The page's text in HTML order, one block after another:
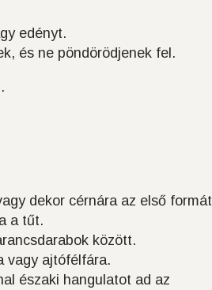
edényt.
és ne pöndörödjenek fel.
dekor cérnára az első formát
a tűt.
között.
vagy ajtófélfára.
északi hangulatot ad az